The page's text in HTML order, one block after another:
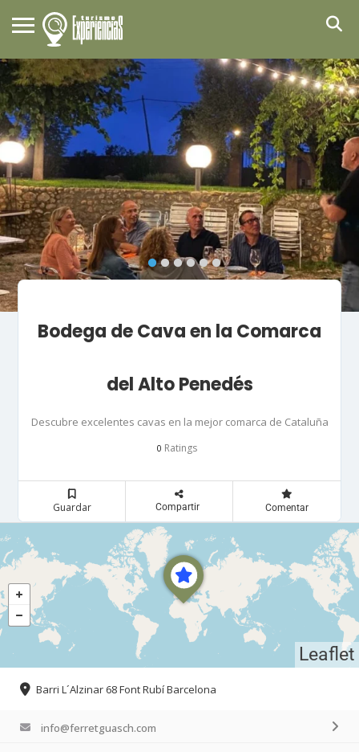
Bodega de Cava en la Comarca
del Alto Penedés
Descubre excelentes cavas en la mejor comarca de Cataluña
0 Ratings
Guardar Compartir Comentar
Leaflet
Barri L´Alzinar 68 Font Rubí Barcelona
info@ferretguasch.com